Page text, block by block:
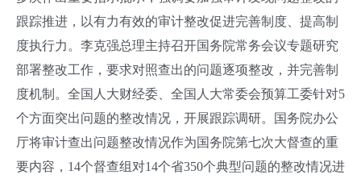
跟踪推进，以有力有效的审计整改促进完善制度、提高制
度执行力。李克强总理主持召开国务院常务会议专题研究
部署整改工作，要求对照查出的问题逐项整改，并完善制
度机制。全国人大财经委、全国人大常委会预算工委针对5
个方面突出问题的整改情况，开展跟踪调研。国务院办公
厅将审计查出问题整改情况作为国务院第七次大督查的重
要内容，14个督查组对14个省350个典型问题的整改情况进